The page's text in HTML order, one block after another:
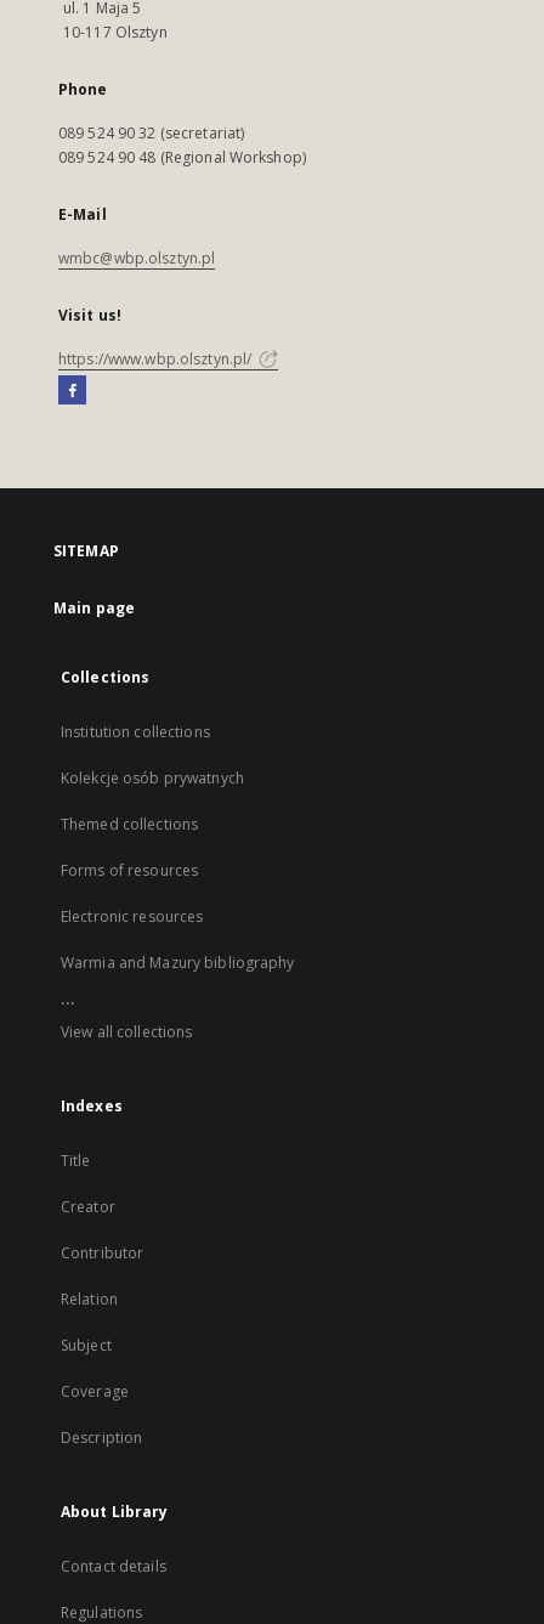
ul. 1 Maja 5
10-117 Olsztyn
Phone
089 524 90 32 (secretariat)
089 524 90 48 (Regional Workshop)
E-Mail
wmbc@wbp.olsztyn.pl
Visit us!
https://www.wbp.olsztyn.pl/
SITEMAP
Main page
Collections
Institution collections
Kolekcje osób prywatnych
Themed collections
Forms of resources
Electronic resources
Warmia and Mazury bibliography
...
View all collections
Indexes
Title
Creator
Contributor
Relation
Subject
Coverage
Description
About Library
Contact details
Regulations